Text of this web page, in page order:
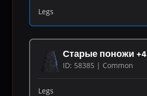
Legs
Старые поножи +4
ID: 58385 | Common
Legs